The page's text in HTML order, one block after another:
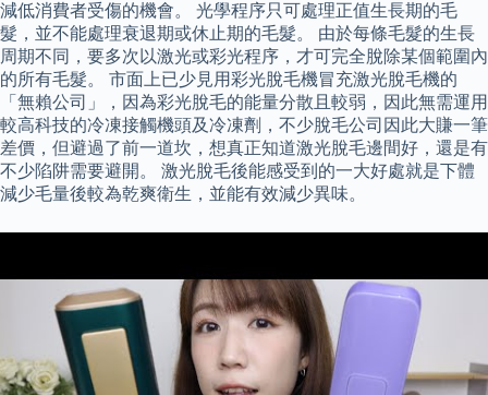
減低消費者受傷的機會。 光學程序只可處理正值生長期的毛
髮，並不能處理衰退期或休止期的毛髮。 由於每條毛髮的生長
周期不同，要多次以激光或彩光程序，才可完全脫除某個範圍內
的所有毛髮。 市面上已少見用彩光脫毛機冒充激光脫毛機的
「無賴公司」，因為彩光脫毛的能量分散且較弱，因此無需運用
較高科技的冷凍接觸機頭及冷凍劑，不少脫毛公司因此大賺一筆
差價，但避過了前一道坎，想真正知道激光脫毛邊間好，還是有
不少陷阱需要避開。 激光脫毛後能感受到的一大好處就是下體
減少毛量後較為乾爽衛生，並能有效減少異味。